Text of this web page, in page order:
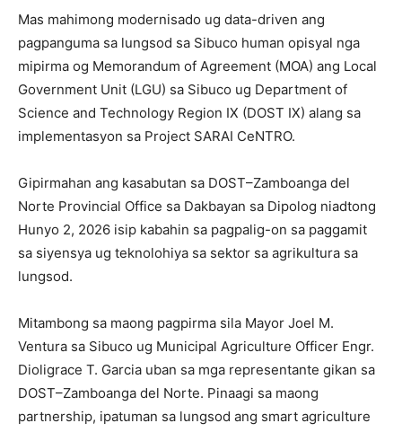
Mas mahimong modernisado ug data-driven ang
pagpanguma sa lungsod sa Sibuco human opisyal nga
mipirma og Memorandum of Agreement (MOA) ang Local
Government Unit (LGU) sa Sibuco ug Department of
Science and Technology Region IX (DOST IX) alang sa
implementasyon sa Project SARAI CeNTRO.
Gipirmahan ang kasabutan sa DOST–Zamboanga del
Norte Provincial Office sa Dakbayan sa Dipolog niadtong
Hunyo 2, 2026 isip kabahin sa pagpalig-on sa paggamit
sa siyensya ug teknolohiya sa sektor sa agrikultura sa
lungsod.
Mitambong sa maong pagpirma sila Mayor Joel M.
Ventura sa Sibuco ug Municipal Agriculture Officer Engr.
Dioligrace T. Garcia uban sa mga representante gikan sa
DOST–Zamboanga del Norte. Pinaagi sa maong
partnership, ipatuman sa lungsod ang smart agriculture